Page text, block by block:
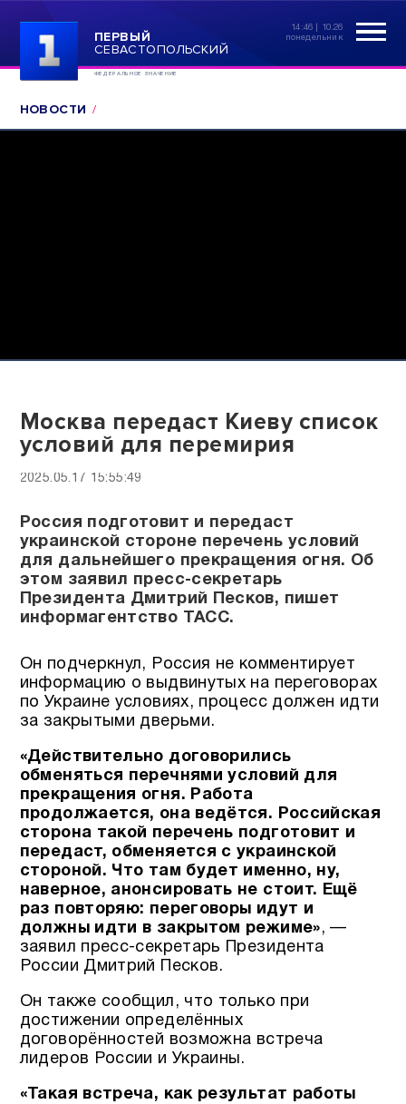
ПЕРВЫЙ
СЕВАСТОПОЛЬСКИЙ
ФЕДЕРАЛЬНОЕ ЗНАЧЕНИЕ
14:46 | 10.26
понедельник
НОВОСТИ
Москва передаст Киеву список
условий для перемирия
2025.05.17 15:55:49
Россия подготовит и передаст
украинской стороне перечень условий
для дальнейшего прекращения огня. Об
этом заявил пресс-секретарь
Президента Дмитрий Песков, пишет
информагентство ТАСС.
Он подчеркнул, Россия не комментирует
информацию о выдвинутых на переговорах
по Украине условиях, процесс должен идти
за закрытыми дверьми.
«Действительно договорились
обменяться перечнями условий для
прекращения огня. Работа
продолжается, она ведётся. Российская
сторона такой перечень подготовит и
передаст, обменяется с украинской
стороной. Что там будет именно, ну,
наверное, анонсировать не стоит. Ещё
раз повторяю: переговоры идут и
должны идти в закрытом режиме», —
заявил пресс-секретарь Президента
России Дмитрий Песков.
Он также сообщил, что только при
достижении определённых
договорённостей возможна встреча
лидеров России и Украины.
«Такая встреча, как результат работы